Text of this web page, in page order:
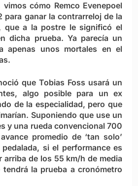
cómo Remco Evenepoel
para ganar la contrarreloj de la
que a la postre le significó el
dicha prueba. Ya parecía un
apenas unos mortales en el
que Tobias Foss usará un
, algo posible para un ex
de la especialidad, pero que
Suponiendo que use un
y una rueda convencional 700
promedio de ‘tan solo’
si el performance es
arriba de los 55 km/h de media
la prueba a cronómetro